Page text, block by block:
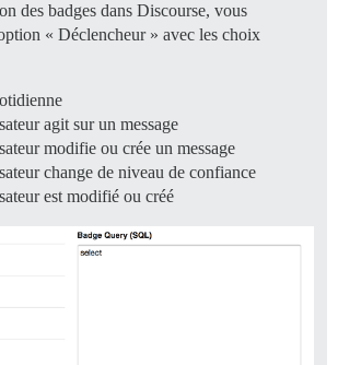
des badges dans Discourse, vous
« Déclencheur » avec les choix
agit sur un message
modifie ou crée un message
change de niveau de confiance
est modifié ou créé